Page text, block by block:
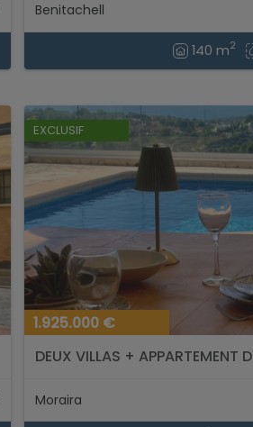
Benitachell
140 m2
EXCLUSIF
1.925.000 €
DEUX VILLAS + APPARTEMENT
Moraira